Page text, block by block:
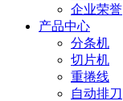
企业荣誉
产品中心
分条机
切片机
重捲线
自动排刀